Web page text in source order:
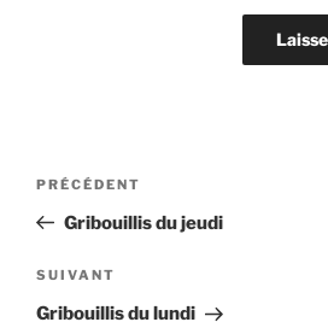
Navigation
l’article
Article
précédent
PRÉCÉDENT
Gribouillis du jeudi
Article
suivant
SUIVANT
Gribouillis du lundi